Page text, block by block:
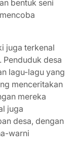
bentuk seni
juga terkenal
desa
lagu-lagu yang
menceritakan
mereka
juga
desa, dengan
warni